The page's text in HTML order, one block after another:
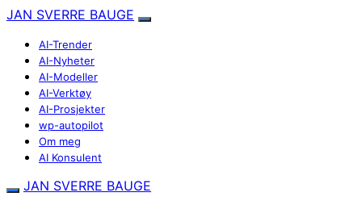
JAN SVERRE BAUGE
AI-Trender
AI-Nyheter
AI-Modeller
AI-Verktøy
AI-Prosjekter
wp-autopilot
Om meg
AI Konsulent
JAN SVERRE BAUGE